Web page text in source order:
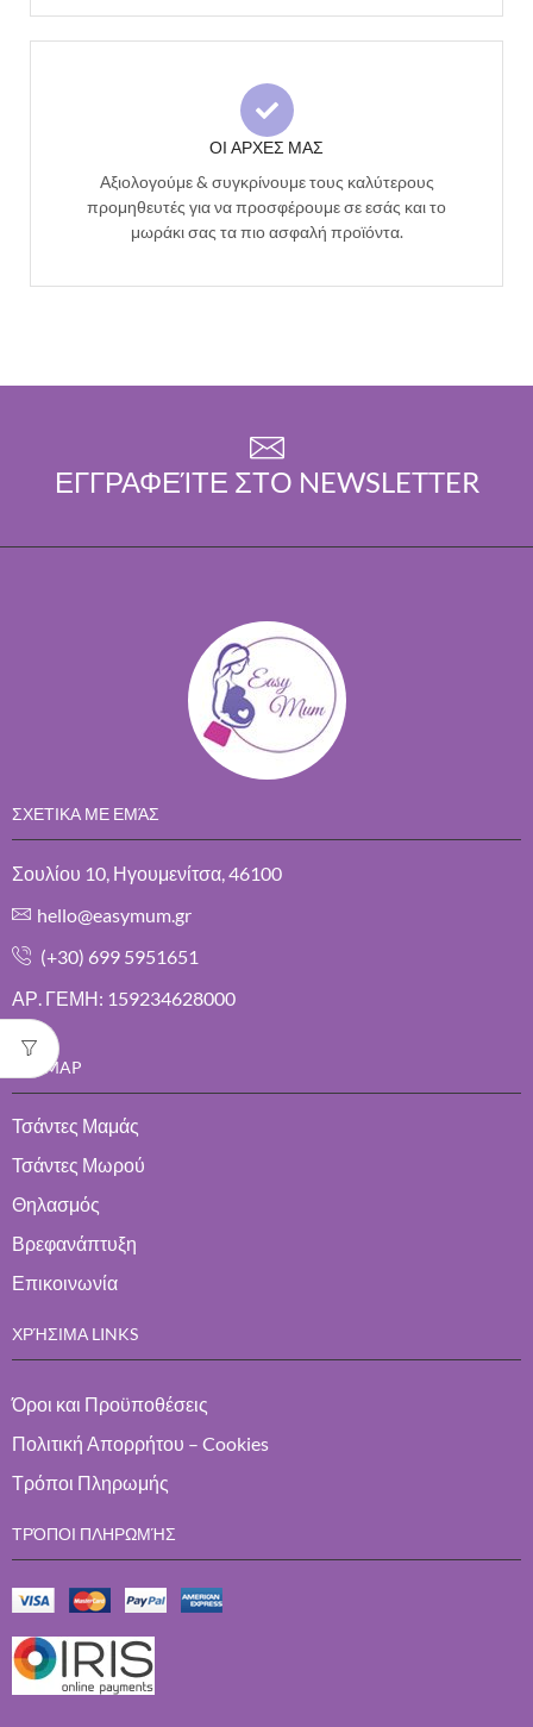
ΟΙ ΑΡΧΕΣ ΜΑΣ
Αξιολογούμε & συγκρίνουμε τους καλύτερους
προμηθευτές για να προσφέρουμε σε εσάς και το
μωράκι σας τα πιο ασφαλή προϊόντα.
ΕΓΓΡΑΦΕΊΤΕ ΣΤΟ NEWSLETTER
ΣΧΕΤΙΚΑ ΜΕ ΕΜΆΣ
Σουλίου 10, Ηγουμενίτσα, 46100
hello@easymum.gr
(+30) 699 5951651
ΑΡ. ΓΕΜΗ: 159234628000
SITEMAP
Τσάντες Μαμάς
Τσάντες Μωρού
Θηλασμός
Βρεφανάπτυξη
Επικοινωνία
ΧΡΉΣΙΜΑ LINKS
Όροι και Προϋποθέσεις
Πολιτική Απορρήτου – Cookies
Τρόποι Πληρωμής
ΤΡΌΠΟΙ ΠΛΗΡΩΜΉΣ